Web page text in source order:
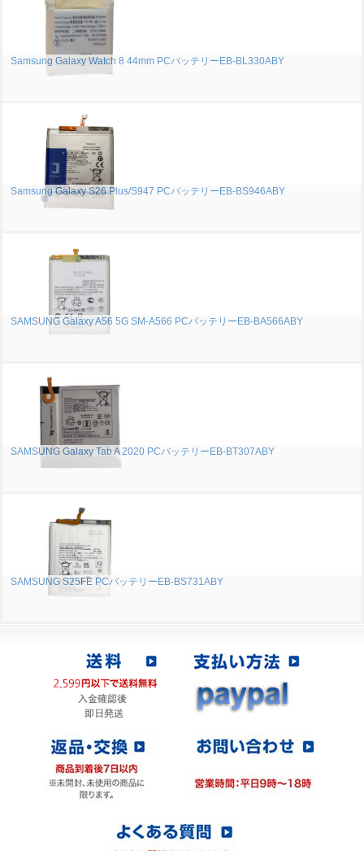
Samsung Galaxy Watch 8 44mm PCバッテリーEB-BL330ABY
Samsung Galaxy S26 Plus/S947 PCバッテリーEB-BS946ABY
SAMSUNG Galaxy A56 5G SM-A566 PCバッテリーEB-BA566ABY
SAMSUNG Galaxy Tab A 2020 PCバッテリーEB-BT307ABY
SAMSUNG S25FE PCバッテリーEB-BS731ABY